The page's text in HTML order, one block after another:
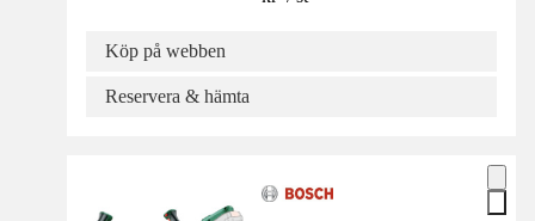
Köp på webben
Reservera & hämta